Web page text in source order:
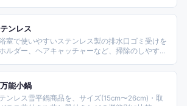
ンレス
室で使いやすいステンレス製の排水口ゴミ受けを
ルダー、ヘアキャッチャーなど、掃除のしやすさ
能小鍋
ンレス雪平鍋商品を、サイズ(15cm〜26cm)・取